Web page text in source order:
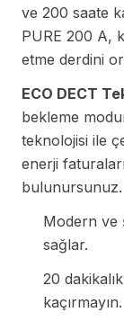
ve 200 saate
PURE 200 A,
etme derdini
ECO DECT
bekleme
teknolojisi ile
enerji
bulunursunuz.
Modern ve
sağlar.
20
kaçırmayın.